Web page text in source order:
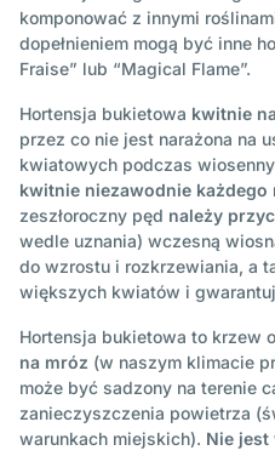
komponować z innymi
dopełnieniem mogą być inne
Fraise” lub “Magical Flame”.
Hortensja bukietowa kwitnie
przez co nie jest narażona na
kwiatowych podczas
kwitnie niezawodnie każdego
zeszłoroczny pęd należy
wedle uznania) wczesną
do wzrostu i rozkrzewiania, a
większych kwiatów i
Hortensja bukietowa to krzew o
na mróz (w naszym klimacie
może być sadzony na terenie
zanieczyszczenia powietrza
warunkach miejskich). Nie